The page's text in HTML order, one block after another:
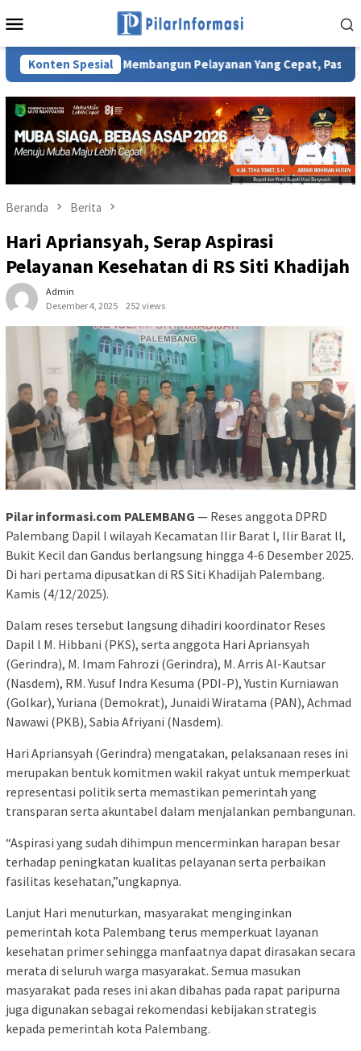
ke
Mobile
Konten Spesial
Membangun Pelayanan Yang Cepat, Pasti, Ramah
Beranda Berita
Hari Apriansyah, Serap Aspirasi
Pelayanan Kesehatan di RS Siti Khadijah
Admin
Desember 4, 2025
252 views
Pilar informasi.com PALEMBANG — Reses anggota DPRD
Palembang Dapil l wilayah Kecamatan Ilir Barat l, Ilir Barat ll,
Bukit Kecil dan Gandus berlangsung hingga 4-6 Desember 2025.
Di hari pertama dipusatkan di RS Siti Khadijah Palembang.
Kamis (4/12/2025).
Dalam reses tersebut langsung dihadiri koordinator Reses
Dapil l M. Hibbani (PKS), serta anggota Hari Apriansyah
(Gerindra), M. Imam Fahrozi (Gerindra), M. Arris Al-Kautsar
(Nasdem), RM. Yusuf Indra Kesuma (PDI-P), Yustin Kurniawan
(Golkar), Yuriana (Demokrat), Junaidi Wiratama (PAN), Achmad
Nawawi (PKB), Sabia Afriyani (Nasdem).
Hari Apriansyah (Gerindra) mengatakan, pelaksanaan reses ini
merupakan bentuk komitmen wakil rakyat untuk memperkuat
representasi politik serta memastikan pemerintah yang
transparan serta akuntabel dalam menjalankan pembangunan.
“Aspirasi yang sudah dihimpun mencerminkan harapan besar
terhadap peningkatan kualitas pelayanan serta perbaikan
fasilitas kesehatan,”ungkapnya.
Lanjut Hari menuturkan, masyarakat menginginkan
pemerintah kota Palembang terus memperkuat layanan
kesehatan primer sehingga manfaatnya dapat dirasakan secara
merata di seluruh warga masyarakat. Semua masukan
masyarakat pada reses ini akan dibahas pada rapat paripurna
juga digunakan sebagai rekomendasi kebijakan strategis
kepada pemerintah kota Palembang.